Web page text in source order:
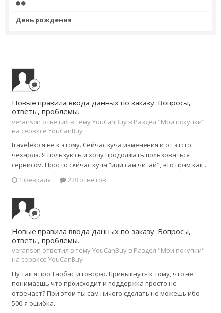
День рождения
Новые правила ввода данных по заказу. Вопросы,
ответы, проблемы.
veranson ответил в тему YouCanBuy в Раздел "Мои покупки"
на сервисе YouCanBuy
travelekb я не к этому. Сейчас куча изменения и от этого
чехарда. Я пользуюсь и хочу продолжать пользоваться
сервисом. Просто сейчас куча "иди сам читай", это прям как...
1 февраля
228 ответов
Новые правила ввода данных по заказу. Вопросы,
ответы, проблемы.
veranson ответил в тему YouCanBuy в Раздел "Мои покупки"
на сервисе YouCanBuy
Ну так я про Таобао и говорю. Привыкнуть к тому, что не
понимаешь что происходит и поддержка просто не
отвечает? При этом ты сам ничего сделать не можешь ибо
500-я ошибка.